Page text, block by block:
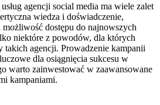
‍agencji social media ma wiele zalet
wiedza i doświadczenie,
możliwość dostępu do najnowszych
niektóre z powodów, dla których
takich agencji. Prowadzenie kampanii
dla osiągnięcia‌ sukcesu w
warto zainwestować w zaawansowane
kampaniami.